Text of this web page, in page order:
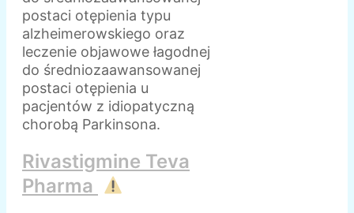
postaci otępienia typu
alzheimerowskiego oraz
leczenie objawowe łagodnej
do średniozaawansowanej
postaci otępienia u
pacjentów z idiopatyczną
chorobą Parkinsona.
Rivastigmine Teva
Pharma